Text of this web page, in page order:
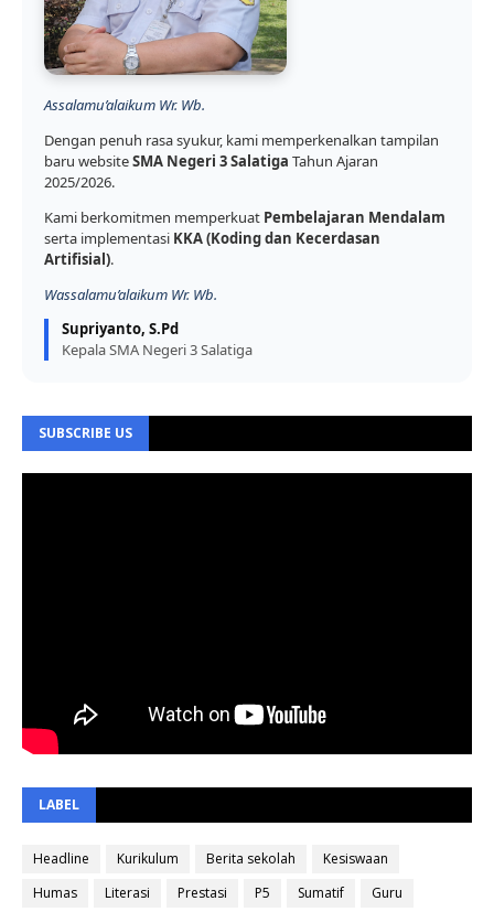
Assalamu’alaikum Wr. Wb.
Dengan penuh rasa syukur, kami memperkenalkan tampilan
baru websiteSMA Negeri 3 Salatiga Tahun Ajaran
2025/2026.
Kami berkomitmen memperkuat Pembelajaran Mendalam
serta implementasi KKA (Koding dan Kecerdasan
Artifisial).
Wassalamu’alaikum Wr. Wb.
Supriyanto, S.Pd
Kepala SMA Negeri 3 Salatiga
SUBSCRIBE US
LABEL
Headline Kurikulum Berita sekolah
Kesiswaan
Humas
Literasi Prestasi P5 Sumatif
Guru